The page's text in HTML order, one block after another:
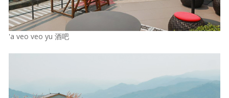
'a veo veo yu 酒吧